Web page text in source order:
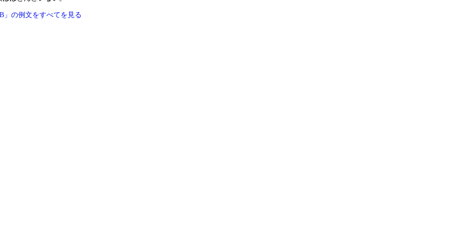
B」の例文をすべてを見る